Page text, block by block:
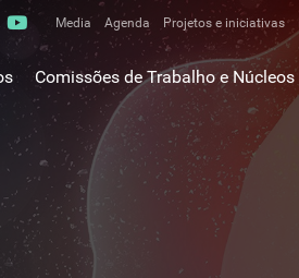
Media
Comunicados de imprensa
Clipping
Agenda Projetos e iniciativas
Comissões de Trabalho e Núcleos
Comissões de trabalho
Alergologia Respiratória
Bronquiectasias
Cirurgia Torácica
Doente Crítico Respiratório